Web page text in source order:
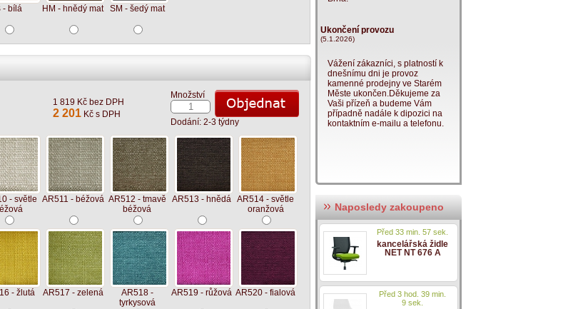
- bílá HM - hnědý mat SM - šedý mat
1 819 Kč bez DPH
2 201 Kč s DPH
Množství
Dodání: 2-3 týdny
- světle AR511 - béžová AR512 - tmavě
béžová
AR513 - hnědá
AR514 - světle
oranžová
- žlutá AR517 - zelená
AR518 -
tyrkysová
AR519 - růžová AR520 - fialová
Ukončení provozu
(5.1.2026)
Vážení zákazníci, s platností k
dnešnímu dni je provoz
kamenné prodejny ve Starém
Měste ukončen.Děkujeme za
Vaši přízeň a budeme Vám
případně nadále k dipozici na
kontaktním e-mailu a telefonu.
Naposledy zakoupeno
Před 33 min. 57 sek.
kancelářská židle
NET NT 676 A
Před 3 hod. 39 min.
9 sek.